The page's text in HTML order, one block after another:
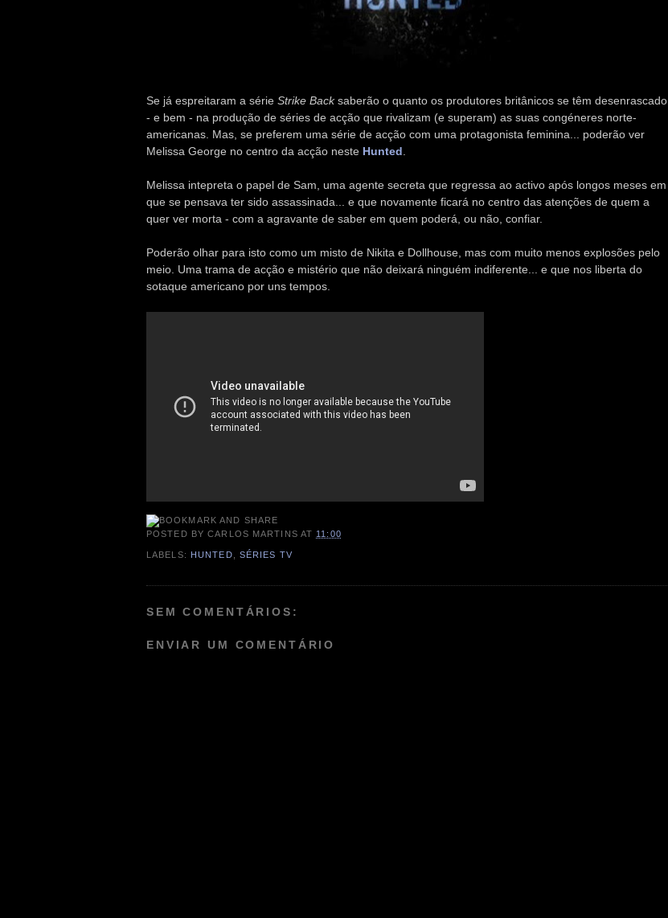
Se já espreitaram a série Strike Backsaberão o quanto os produtores britânicos se têm desenrascado
- e bem - na produção de séries de acção que rivalizam (e superam) as suas congéneres norte-
americanas. Mas, se preferem uma série de acção com uma protagonista feminina... poderão ver
Melissa George no centro da acção neste Hunted
Melissa intepreta o papel de Sam, uma agente secreta que regressa ao activo após longos meses em
que se pensava ter sido assassinada... e que novamente ficará no centro das atenções de quem a
quer ver morta - com a agravante de saber em quem poderá, ou não, confiar.
Poderão olhar para isto como um misto de Nikita e Dollhouse, mas com muito menos explosões pelo
meio. Uma trama de acção e mistério que não deixará ninguém indiferente... e que nos liberta do
sotaque americano por uns tempos.
POSTED BYCARLOS MARTINS AT 11:00
LABELS: HUNTED SÉRIES TV
SEM COMENTÁRIOS:
ENVIAR UM COMENTÁRIO